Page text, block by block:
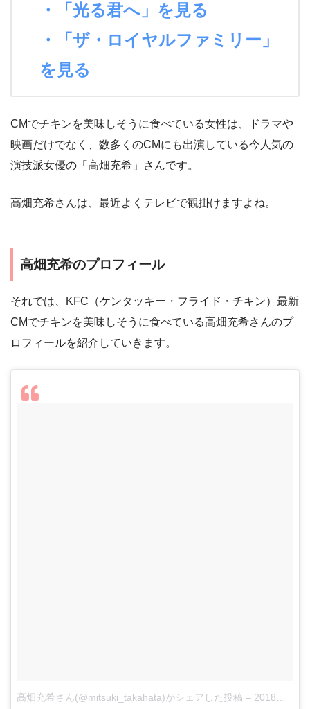
・「光る君へ」を見る
・「ザ・ロイヤルファミリー」
を見る
CMでチキンを美味しそうに食べている女性は、ドラマや
映画だけでなく、数多くのCMにも出演している今人気の
演技派女優の「高畑充希」さんです。
高畑充希さんは、最近よくテレビで観掛けますよね。
高畑充希のプロフィール
それでは、KFC（ケンタッキー・フライド・チキン）最新
CMでチキンを美味しそうに食べている高畑充希さんのプ
ロフィールを紹介していきます。
高畑充希さん(@mitsuki_takahata)がシェアした投稿 – 2018年 2月月6日午前7時29分PST